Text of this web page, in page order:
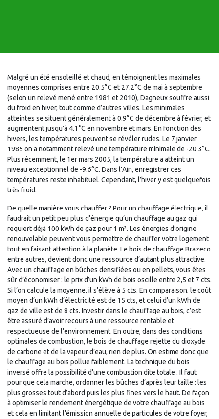
Malgré un été ensoleillé et chaud, en témoignent les maximales
moyennes comprises entre 20.5°C et 27.2°C de mai à septembre
(selon un relevé mené entre 1981 et 2010), Dagneux souffre aussi
du froid en hiver, tout comme d’autres villes. Les minimales
atteintes se situent généralement à 0.9°C de décembre à février, et
augmentent jusqu’à 4.1°C en novembre et mars. En fonction des
hivers, les températures peuvent se révéler rudes. Le 7 janvier
1985 on a notamment relevé une température minimale de -20.3°C.
Plus récemment, le 1er mars 2005, la température a atteint un
niveau exceptionnel de -9.6°C. Dans l’Ain, enregistrer ces
températures reste inhabituel. Cependant, l’hiver y est quelquefois
très froid.
De quelle manière vous chauffer ? Pour un chauffage électrique, il
faudrait un petit peu plus d’énergie qu’un chauffage au gaz qui
requiert déjà 100 kWh de gaz pour 1 m². Les énergies d’origine
renouvelable peuvent vous permettre de chauffer votre logement
tout en faisant attention à la planète. Le bois de chauffage Brazeco
entre autres, devient donc une ressource d’autant plus attractive.
Avec un chauffage en bûches densifiées ou en pellets, vous êtes
sûr d’économiser : le prix d’un kWh de bois oscille entre 2,5 et 7 cts.
Si l’on calcule la moyenne, il s’élève à 5 cts. En comparaison, le coût
moyen d’un kWh d’électricité est de 15 cts, et celui d’un kWh de
gaz de ville est de 8 cts. Investir dans le chauffage au bois, c’est
être assuré d’avoir recours à une ressource rentable et
respectueuse de l’environnement. En outre, dans des conditions
optimales de combustion, le bois de chauffage rejette du dioxyde
de carbone et de la vapeur d’eau, rien de plus. On estime donc que
le chauffage au bois pollue faiblement. La technique du bois
inversé offre la possibilité d’une combustion dite totale . Il faut,
pour que cela marche, ordonner les bûches d’après leur taille : les
plus grosses tout d’abord puis les plus fines vers le haut. De façon
à optimiser le rendement énergétique de votre chauffage au bois
et cela en limitant l’émission annuelle de particules de votre foyer,